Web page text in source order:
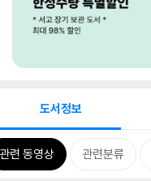
도서정보
관련 동영상 관련분류